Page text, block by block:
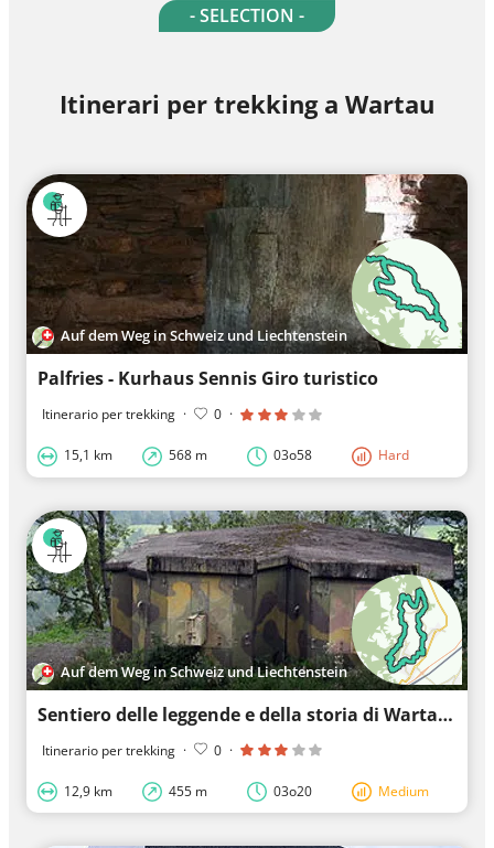
- SELECTION -
Itinerari per trekking a Wartau
Auf dem Weg in Schweiz und Liechtenstein
Palfries - Kurhaus Sennis Giro turistico
Itinerario per trekking · 0 ·
15,1 km 568 m 03o58 Hard
Auf dem Weg in Schweiz und Liechtenstein
Sentiero delle leggende e della storia di Wartau
Itinerario per trekking · 0 ·
12,9 km 455 m 03o20 Medium